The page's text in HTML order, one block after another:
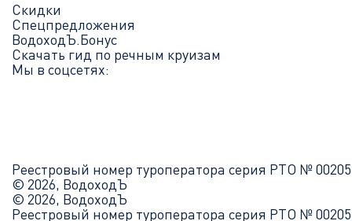
Скидки
Спецпредложения
ВодоходЪ.Бонус
Скачать гид по речным круизам
Мы в соцсетях:
Реестровый номер туроператора серия РТО №
© 2026, ВодоходЪ
© 2026, ВодоходЪ
Реестровый номер туроператора серия РТО №